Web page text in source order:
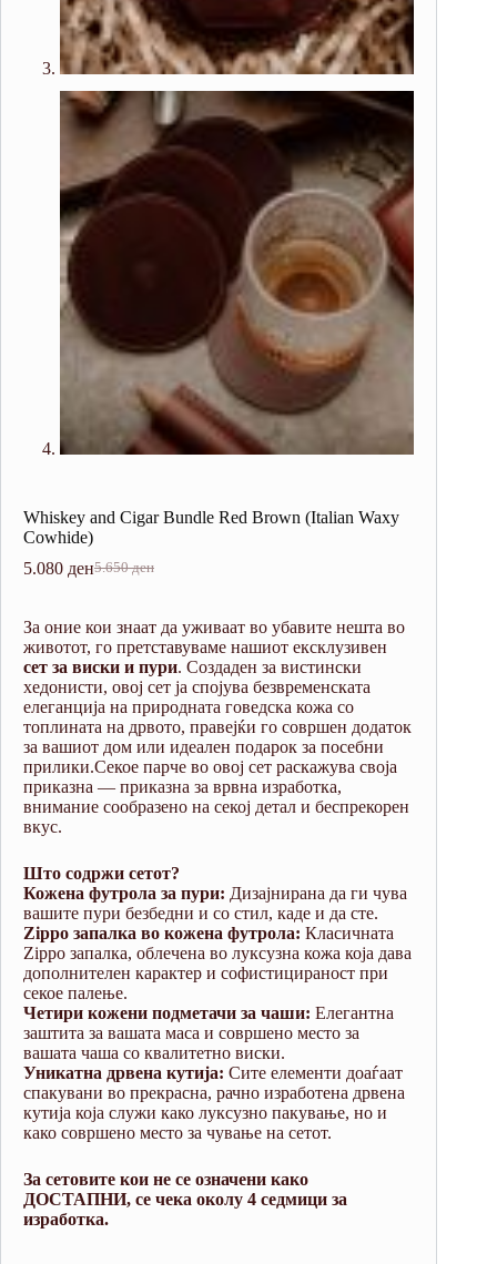
Whiskey and Cigar Bundle Red Brown (Italian Waxy
Cowhide)
5.650ден
Original
5.650 ден.
5.080 денCurrent
5.080 ден.
За оние кои знаат да уживаат во убавите нешта во
животот, го претставуваме нашиот ексклузивен
сет за виски и пури. Создаден за вистински
хедонисти, овој сет ја спојува безвременската
елеганција на природната говедска кожа со
топлината на дрвото, правејќи го совршен додаток
за вашиот дом или идеален подарок за посебни
прилики.Секое парче во овој сет раскажува своја
приказна — приказна за врвна изработка,
внимание сообразено на секој детал и беспрекорен
вкус.
Што содржи сетот?
Кожена футрола за пури: Дизајнирана да ги чува
вашите пури безбедни и со стил, каде и да сте.
Zippo запалка во кожена футрола: Класичната
Zippo запалка, облечена во луксузна кожа која дава
дополнителен карактер и софистицираност при
секое палење.
Четири кожени подметачи за чаши: Елегантна
заштита за вашата маса и совршено место за
вашата чаша со квалитетно виски.
Уникатна дрвена кутија: Сите елементи доаѓаат
спакувани во прекрасна, рачно изработена дрвена
кутија која служи како луксузно пакување, но и
како совршено место за чување на сетот.
За сетовите кои не се означени како
ДОСТАПНИ, се чека околу 4 седмици за
изработка.